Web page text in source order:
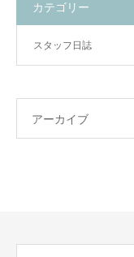
カテゴリー
スタッフ日誌
アーカイブ